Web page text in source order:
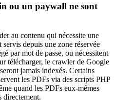
ou un paywall ne sont
au contenu qui nécessite une
depuis une zone réservée
par mot de passe, ou nécessitent
télécharger, le crawler de Google
jamais indexés. Certains
les PDFs via des scripts PHP
quand les PDFs eux-mêmes
directement.